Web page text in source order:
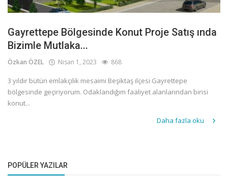
Gayrettepe Bölgesinde Konut Proje Satış ında
Bizimle Mutlaka...
Özkan ÖZEL Nisan 1, 2023 868
3 yıldır bütün emlakçılık mesaimi Beşiktaş ilçesi Gayrettepe
bölgesinde geçiriyorum. Odaklandığım faaliyet alanlarından birisi
konut...
Daha fazla oku
POPÜLER YAZILAR